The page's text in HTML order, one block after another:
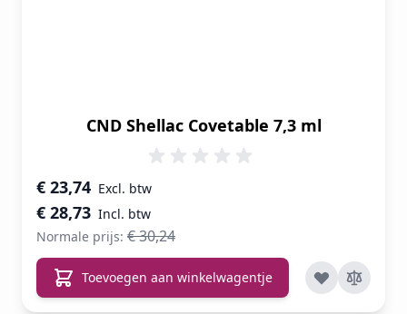
CND Shellac Covetable 7,3 ml
Speciale prijs
€ 28,73
€ 23,74
Normale prijs: € 30,24
Toevoegen aan winkelwagentje